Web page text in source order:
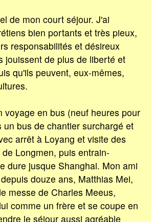
de mon court séjour. J'ai
bien portants et très pieux,
responsabilités et désireux
jouissent de plus de liberté et
qu'ils peuvent, eux-mêmes,
voyage en bus (neuf heures pour
un bus de chantier surchargé et
arrêt à Loyang et visite des
Longmen, puis entrain-
dure jusque Shanghai. Mon ami
douze ans, Matthias Mei,
messe de Charles Meeus,
comme un frère et se coupe en
le séjour aussi agréable